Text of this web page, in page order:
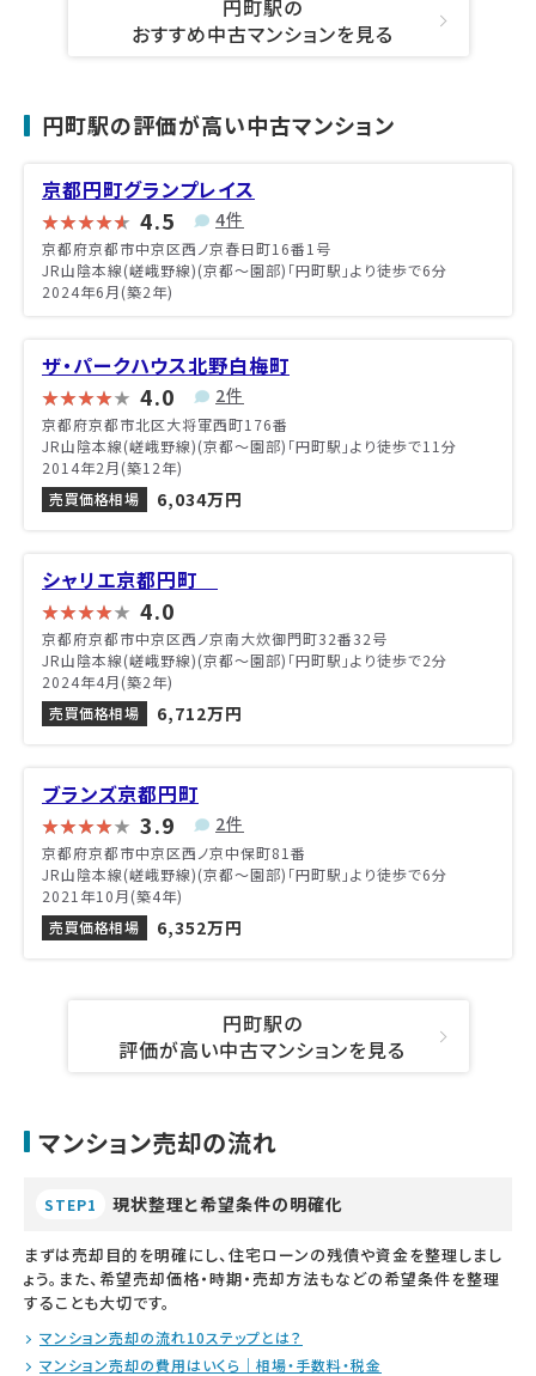
円町駅の
おすすめ中古マンションを見る
円町駅の評価が高い中古マンション
京都円町グランプレイス
4.5 4件
京都府京都市中京区西ノ京春日町16番1号
JR山陰本線(嵯峨野線)(京都～園部)「円町駅」より徒歩で6分
2024年6月(築2年)
ザ・パークハウス北野白梅町
4.0 2件
京都府京都市北区大将軍西町176番
JR山陰本線(嵯峨野線)(京都～園部)「円町駅」より徒歩で11分
2014年2月(築12年)
売買価格相場
6,034万円
シャリエ京都円町
4.0
京都府京都市中京区西ノ京南大炊御門町32番32号
JR山陰本線(嵯峨野線)(京都～園部)「円町駅」より徒歩で2分
2024年4月(築2年)
売買価格相場
6,712万円
ブランズ京都円町
3.9 2件
京都府京都市中京区西ノ京中保町81番
JR山陰本線(嵯峨野線)(京都～園部)「円町駅」より徒歩で6分
2021年10月(築4年)
売買価格相場
6,352万円
円町駅の
評価が高い中古マンションを見る
マンション売却の流れ
STEP1 現状整理と希望条件の明確化
まずは売却目的を明確にし、住宅ローンの残債や資金を整理しまし
ょう。また、希望売却価格・時期・売却方法もなどの希望条件を整理
することも大切です。
マンション売却の流れ10ステップとは？
マンション売却の費用はいくら｜相場・手数料・税金